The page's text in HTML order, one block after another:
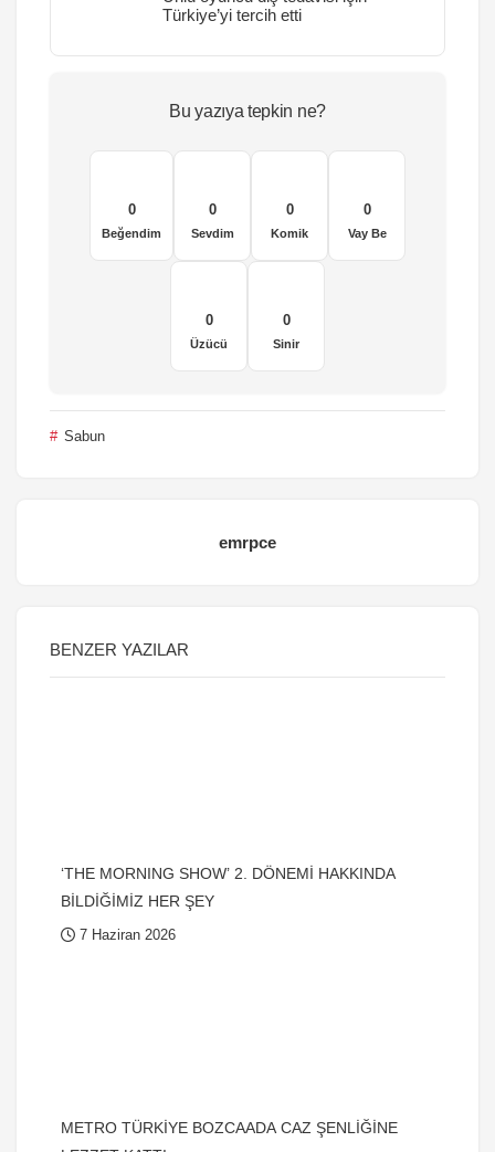
Türkiye’yi tercih etti
Bu yazıya tepkin ne?
0
Beğendim
0
Sevdim
0
Komik
0
Vay Be
0
Üzücü
0
Sinir
Sabun
emrpce
BENZER YAZILAR
‘THE MORNING SHOW’ 2. DÖNEMİ HAKKINDA
BİLDİĞİMİZ HER ŞEY
7 Haziran 2026
METRO TÜRKİYE BOZCAADA CAZ ŞENLİĞİNE